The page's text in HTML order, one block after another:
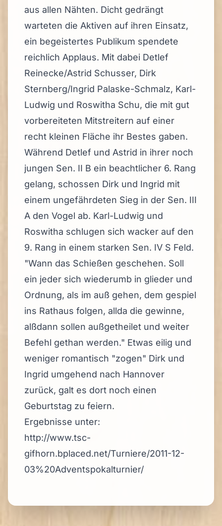
aus allen Nähten. Dicht gedrängt
warteten die Aktiven auf ihren Einsatz,
ein begeistertes Publikum spendete
reichlich Applaus. Mit dabei Detlef
Reinecke/Astrid Schusser, Dirk
Sternberg/Ingrid Palaske-Schmalz, Karl-
Ludwig und Roswitha Schu, die mit gut
vorbereiteten Mitstreitern auf einer
recht kleinen Fläche ihr Bestes gaben.
Während Detlef und Astrid in ihrer noch
jungen Sen. II B ein beachtlicher 6. Rang
gelang, schossen Dirk und Ingrid mit
einem ungefährdeten Sieg in der Sen. III
A den Vogel ab. Karl-Ludwig und
Roswitha schlugen sich wacker auf den
9. Rang in einem starken Sen. IV S Feld.
"Wann das Schießen geschehen. Soll
ein jeder sich wiederumb in glieder und
Ordnung, als im auß gehen, dem gespiel
ins Rathaus folgen, allda die gewinne,
alßdann sollen außgetheilet und weiter
Befehl gethan werden." Etwas eilig und
weniger romantisch "zogen" Dirk und
Ingrid umgehend nach Hannover
zurück, galt es dort noch einen
Geburtstag zu feiern.
Ergebnisse unter:
http://www.tsc-
gifhorn.bplaced.net/Turniere/2011-12-
03%20Adventspokalturnier/